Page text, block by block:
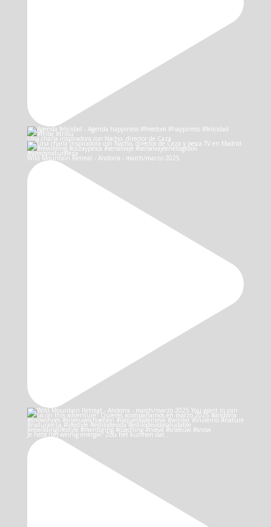
Una charla inspiradora con Nacho, director de Caza
Wild Mountain Retreat - Andorra - march/marzo 2025
Je hebt (te) weinig energie? Zou het kunnen dat…